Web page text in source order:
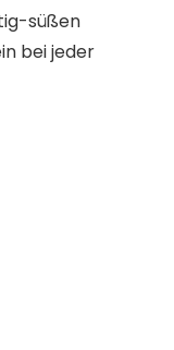
süßen
bei jeder